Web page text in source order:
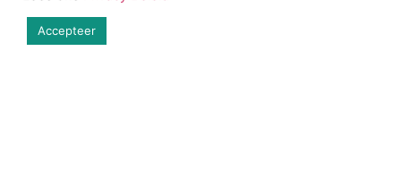
Lasergame kinderfeestjes
Lasergamen in een supermarkt
Accepteer